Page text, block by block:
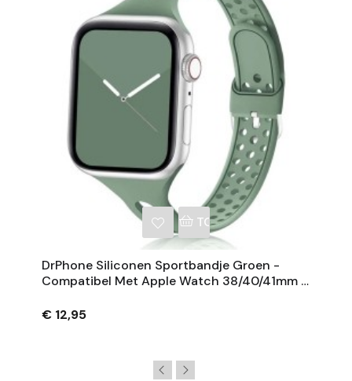
TOEVOEGEN AAN
DrPhone Siliconen Sportbandje Groen -
Compatibel Met Apple Watch 38/40/41mm -
€ 12,95